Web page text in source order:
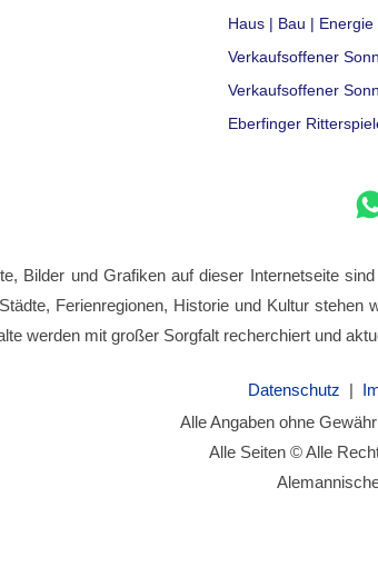
Haus | Bau |
Verkaufsoffener
Verkaufsoffener
Eberfinger
Bilder und Grafiken auf dieser Internetseite
Ferienregionen, Historie und Kultur stehen
werden mit großer Sorgfalt recherchiert und
Datenschutz |
Alle Angaben ohne
Alle Seiten © Alle